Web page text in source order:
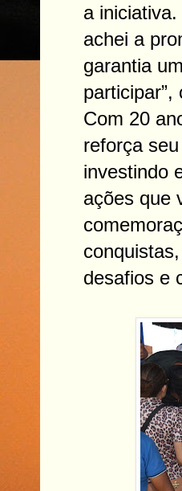
a
achei a
garantia
Com 20
reforça
investindo
ações que
desafios e